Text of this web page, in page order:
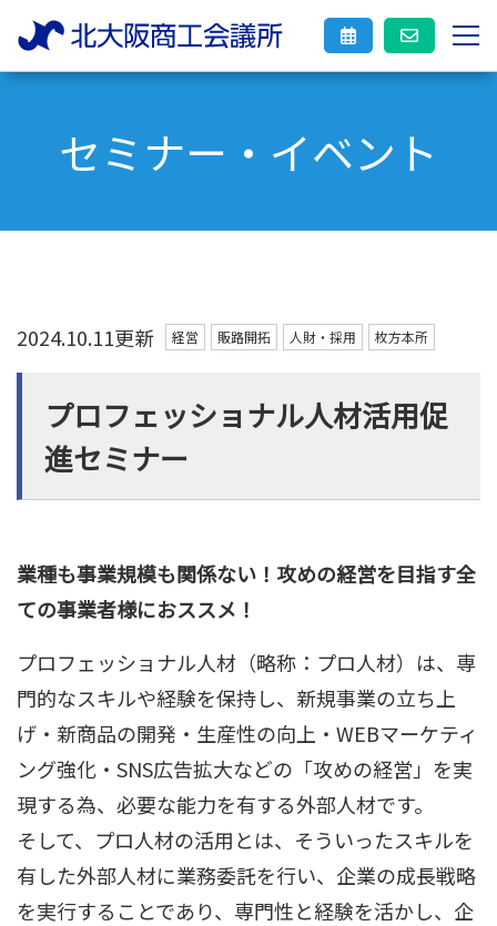
セミナー・イベント
2024.10.11更新 経営 販路開拓 人財・採用 枚方本所
プロフェッショナル人材活用促
進セミナー
業種も事業規模も関係ない！攻めの経営を目指す全
ての事業者様におススメ！
プロフェッショナル人材（略称：プロ人材）は、専
門的なスキルや経験を保持し、新規事業の立ち上
げ・新商品の開発・生産性の向上・WEBマーケティ
ング強化・SNS広告拡大などの「攻めの経営」を実
現する為、必要な能力を有する外部人材です。
そして、プロ人材の活用とは、そういったスキルを
有した外部人材に業務委託を行い、企業の成長戦略
を実行することであり、専門性と経験を活かし、企